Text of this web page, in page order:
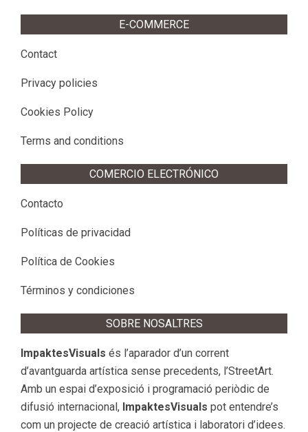
E-COMMERCE
Contact
Privacy policies
Cookies Policy
Terms and conditions
COMERCIO ELECTRÓNICO
Contacto
Políticas de privacidad
Política de Cookies
Términos y condiciones
SOBRE NOSALTRES
ImpaktesVisuals és l’aparador d’un corrent
d’avantguarda artística sense precedents, l’StreetArt.
Amb un espai d’exposició i programació periòdic de
difusió internacional, ImpaktesVisuals pot entendre’s
com un projecte de creació artística i laboratori d’idees.